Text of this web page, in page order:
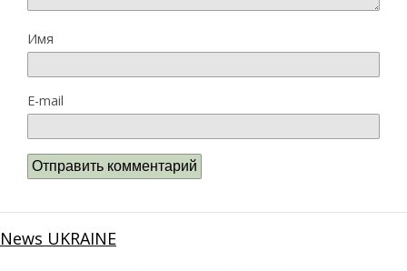
Имя
E-mail
News UKRAINE